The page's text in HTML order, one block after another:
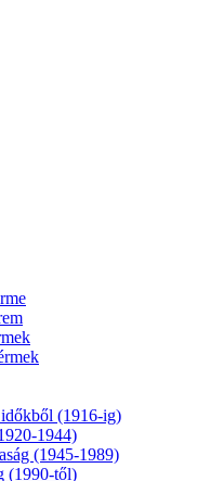
(1916-ig)
1944)
(1945-1989)
(1990-től)